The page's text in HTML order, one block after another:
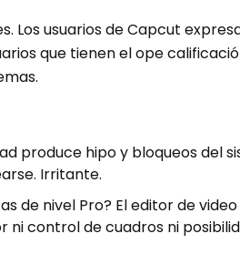
Los usuarios de Capcut
que tienen el ope
produce hipo y bloqueos del
Irritante.
de nivel Pro? El editor de
control de cuadros ni